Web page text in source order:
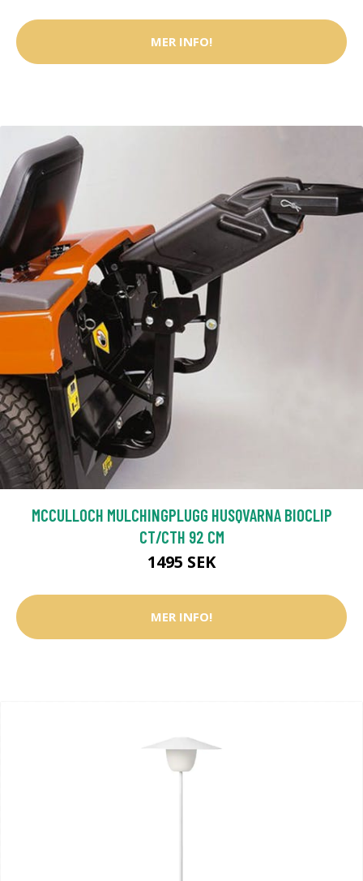
MER INFO!
MCCULLOCH MULCHINGPLUGG HUSQVARNA BIOCLIP
CT/CTH 92 CM
1495 SEK
MER INFO!